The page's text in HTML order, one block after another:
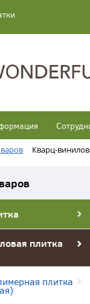
Кварц-
плитка
плитка